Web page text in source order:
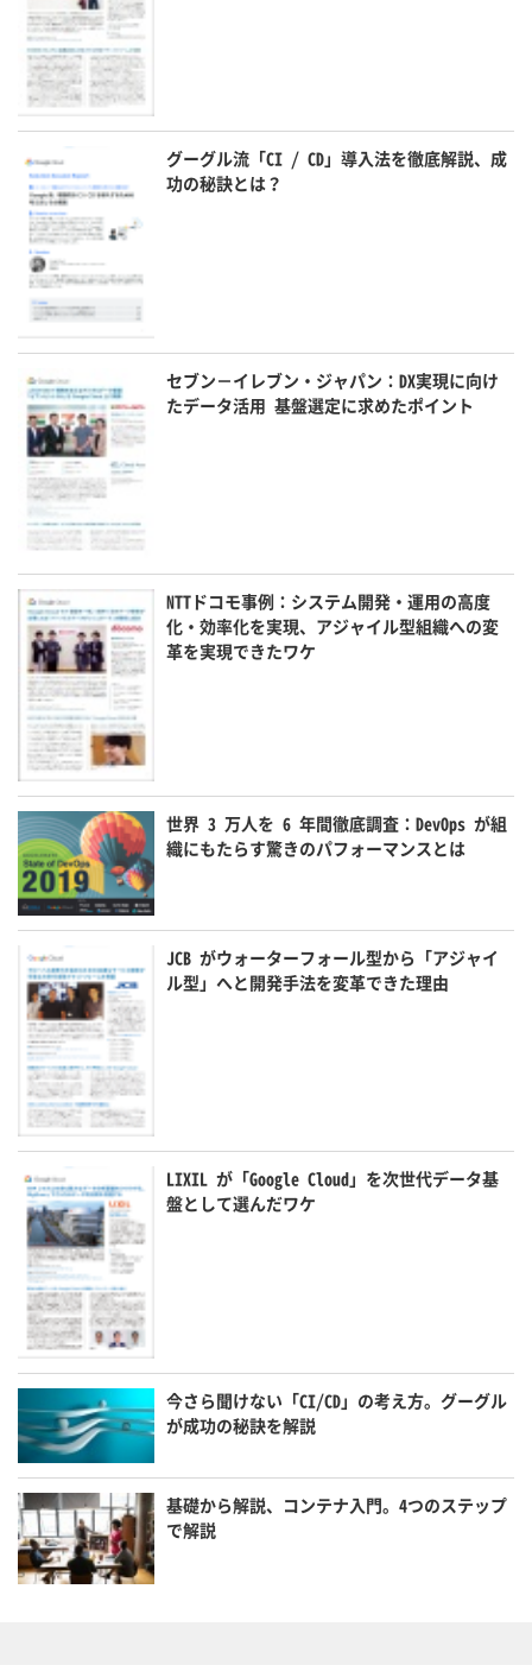
グーグル流「CI / CD」導入法を徹底解説、成
功の秘訣とは？
セブン－イレブン・ジャパン：DX実現に向け
たデータ活用 基盤選定に求めたポイント
NTTドコモ事例：システム開発・運用の高度
化・効率化を実現、アジャイル型組織への変
革を実現できたワケ
世界 3 万人を 6 年間徹底調査：DevOps が組
織にもたらす驚きのパフォーマンスとは
JCB がウォーターフォール型から「アジャイ
ル型」へと開発手法を変革できた理由
LIXIL が「Google Cloud」を次世代データ基
盤として選んだワケ
今さら聞けない「CI/CD」の考え方。グーグル
が成功の秘訣を解説
基礎から解説、コンテナ入門。4つのステップ
で解説